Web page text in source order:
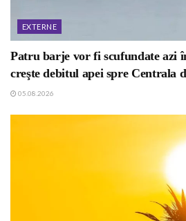
EXTERNE
Patru barje vor fi scufundate azi
creşte debitul apei spre Centrala
05.08.2026